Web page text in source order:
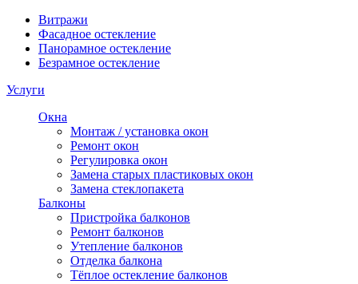
Витражи
Фасадное остекление
Панорамное остекление
Безрамное остекление
Услуги
Окна
Монтаж / установка окон
Ремонт окон
Регулировка окон
Замена старых пластиковых окон
Замена стеклопакета
Балконы
Пристройка балконов
Ремонт балконов
Утепление балконов
Отделка балкона
Тёплое остекление балконов